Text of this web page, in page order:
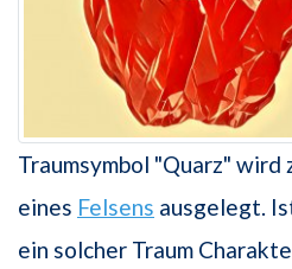
Traumsymbol "Quarz" wird
eines Felsens ausgelegt.
ein solcher Traum